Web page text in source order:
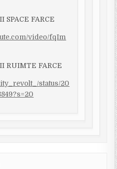
SPACE FARCE
video/fqIm
RUIMTE FARCE
status/20